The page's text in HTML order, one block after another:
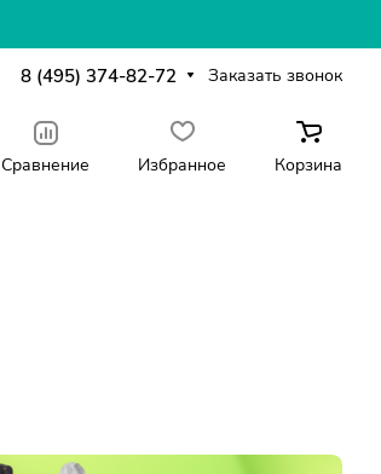
8 (495) 374-82-72 Заказать звонок
Сравнение Избранное Корзина